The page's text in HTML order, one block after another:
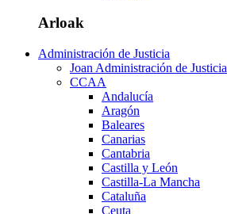
Arloak
Administración de Justicia
Joan Administración de Justicia
CCAA
Andalucía
Aragón
Baleares
Canarias
Cantabria
Castilla y León
Castilla-La Mancha
Cataluña
Ceuta